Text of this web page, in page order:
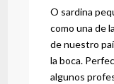
O sardina
como una de
de nuestro
la boca.
algunos